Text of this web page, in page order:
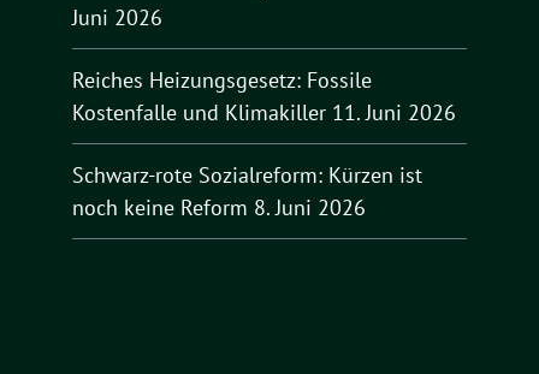
Juni 2026
Reiches Heizungsgesetz: Fossile
Kostenfalle und Klimakiller 11. Juni 2026
Schwarz-rote Sozialreform: Kürzen ist
noch keine Reform 8. Juni 2026